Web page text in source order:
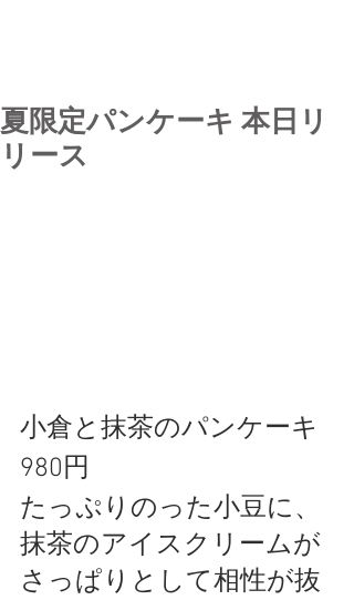
夏限定パンケーキ 本日リ
リース
小倉と抹茶のパンケーキ
980円
たっぷりのった小豆に、
抹茶のアイスクリームが
さっぱりとして相性が抜